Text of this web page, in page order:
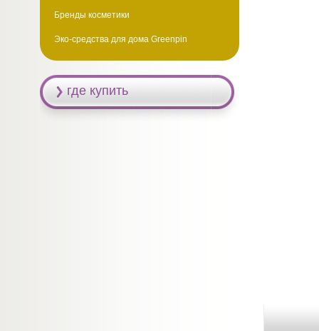
Бренды косметики
Эко-средства для дома Greenpin
где купить